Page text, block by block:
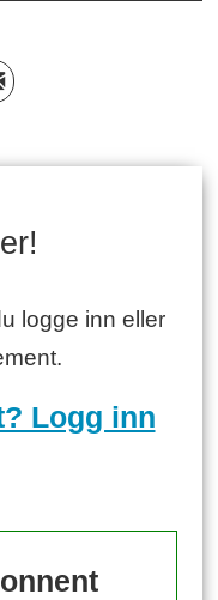
logge inn eller
Logg inn